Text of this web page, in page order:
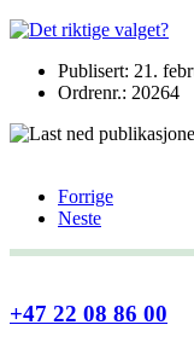
Publisert: 21.
Ordrenr.: 20264
Forrige
Neste
+47 22 08 86 00